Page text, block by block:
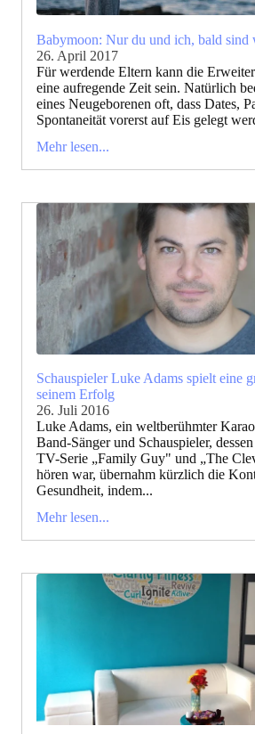
Babymoon: Nur du und ich, bald sind
26. April 2017
Für werdende Eltern kann die
eine aufregende Zeit sein. Natürlich
eines Neugeborenen oft, dass Dates,
Spontaneität vorerst auf Eis gelegt
Mehr lesen...
Schauspieler Luke Adams spielt eine
seinem Erfolg
26. Juli 2016
Luke Adams, ein weltberühmter
Band-Sänger und Schauspieler,
TV-Serie „Family Guy" und „The
hören war, übernahm kürzlich die
Gesundheit, indem...
Mehr lesen...